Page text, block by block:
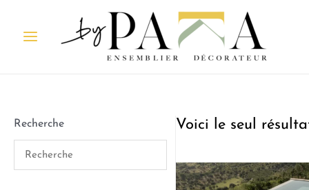
Recherche Voici le seul